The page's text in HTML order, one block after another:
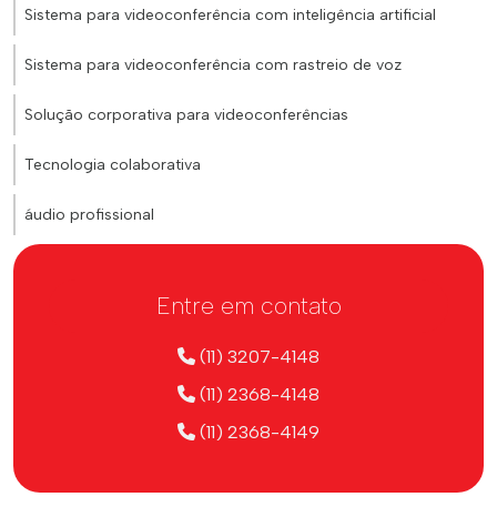
Sistema para videoconferência com inteligência artificial
Sistema para videoconferência com rastreio de voz
Solução corporativa para videoconferências
Tecnologia colaborativa
áudio profissional
Entre em contato
(11) 3207-4148
(11) 2368-4148
(11) 2368-4149